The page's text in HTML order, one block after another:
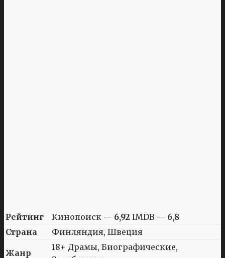
Рейтинг Кинопоиск — 6,92 IMDB — 6,8
Страна
Финляндия, Швеция
Жанр
18+ Драмы, Биографические,